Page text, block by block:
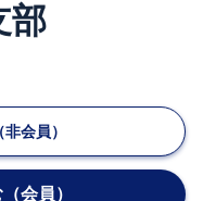
部
会員）
会員）